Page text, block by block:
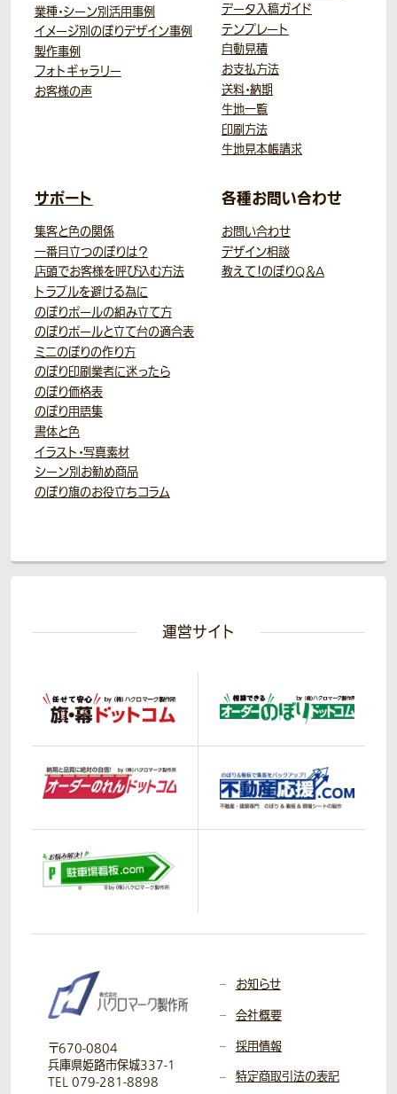
業種・シーン別活用事例
イメージ別のぼりデザイン事例
製作事例
フォトギャラリー
お客様の声
データ入稿ガイド
テンプレート
自動見積
お支払方法
送料・納期
生地一覧
印刷方法
生地見本帳請求
サポート
集客と色の関係
一番目立つのぼりは？
店頭でお客様を呼び込む方法
トラブルを避ける為に
のぼりポールの組み立て方
のぼりポールと立て台の適合表
ミニのぼりの作り方
のぼり印刷業者に迷ったら
のぼり価格表
のぼり用語集
書体と色
イラスト・写真素材
シーン別お勧め商品
のぼり旗のお役立ちコラム
各種お問い合わせ
お問い合わせ
デザイン相談
教えて！のぼりQ＆A
運営サイト
〒670-0804
兵庫県姫路市保城337-1
TEL 079-281-8898
お知らせ
会社概要
採用情報
特定商取引法の表記